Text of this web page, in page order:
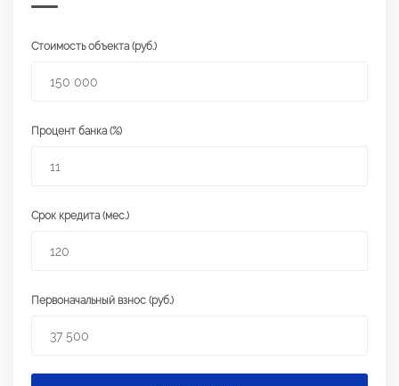
Стоимость объекта (руб.)
Процент банка (%)
Срок кредита (мес.)
Первоначальный взнос (руб.)